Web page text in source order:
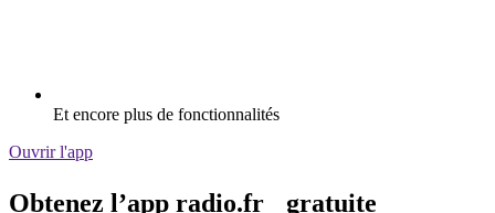
Et encore plus de fonctionnalités
Ouvrir l'app
Obtenez l’app radio.fr gratuite